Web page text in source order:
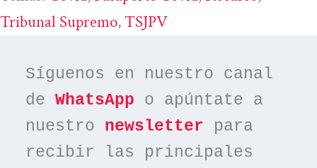
Tribunal Supremo, TSJPV
Síguenos en nuestro canal
de WhatsApp o apúntate a
nuestro newsletter para
recibir las principales